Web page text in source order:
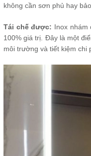
không cần sơn phủ hay
Tái chế được: Inox nhám
100% giá trị. Đây là một
môi trường và tiết kiệm chi